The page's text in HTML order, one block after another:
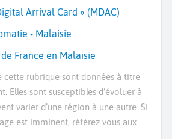
Arrival Card » (MDAC)
- Malaisie
France en Malaisie
cette rubrique sont données à titre
Elles sont susceptibles d’évoluer à
varier d’une région à une autre. Si
est imminent, référez vous aux